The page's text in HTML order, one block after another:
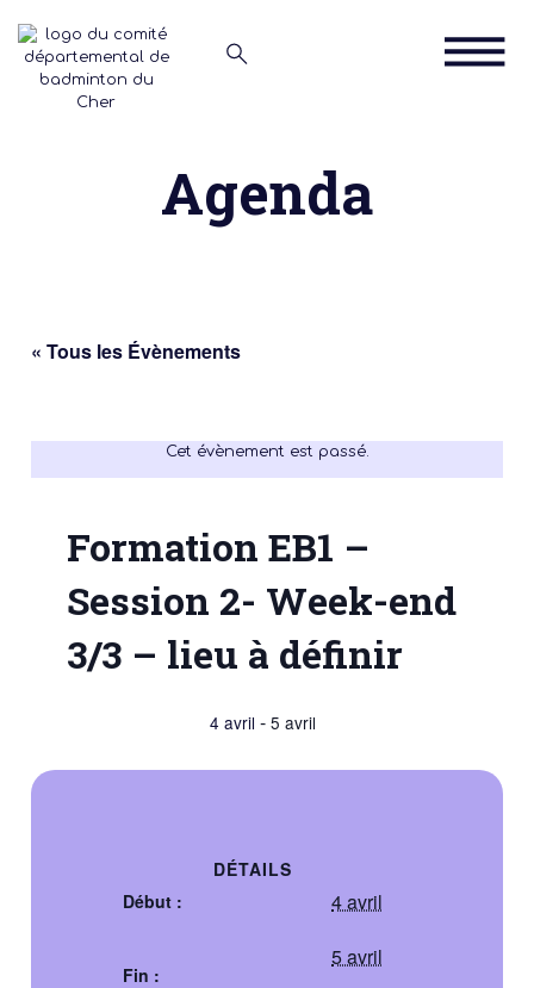
Agenda
« Tous les Évènements
Cet évènement est passé.
Formation EB1 –
Session 2- Week-end
3/3 – lieu à définir
4 avril - 5 avril
DÉTAILS
Début :
4 avril
Fin :
5 avril